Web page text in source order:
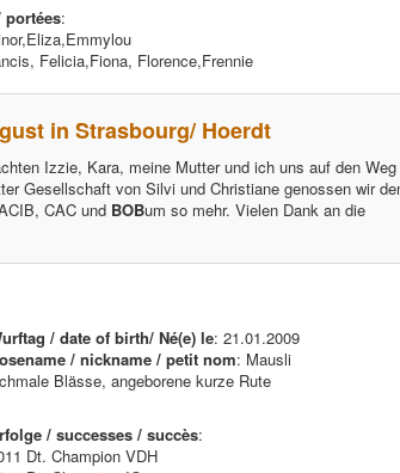
portées:
Felicia,Fiona, Florence,Frennie
in Strasbourg/ Hoerdt
Izzie, Kara, meine Mutter und ich uns auf den Weg
Gesellschaft von Silvi und Christiane genossen wir
CAC und BOBum so mehr. Vielen Dank an die
/ date of birth/ Né(e) le: 21.01.2009
/ nickname / petit nom: Mausli
Blässe, angeborene kurze Rute
/ successes / succès:
Dt. Champion VDH